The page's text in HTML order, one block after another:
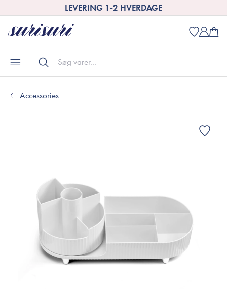
LEVERING 1-2 HVERDAGE
Accessories